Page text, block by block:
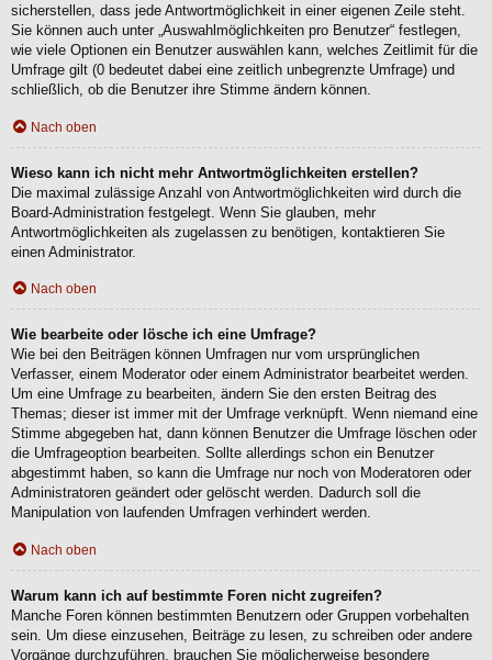
sicherstellen, dass jede Antwortmöglichkeit in einer eigenen Zeile steht.
Sie können auch unter „Auswahlmöglichkeiten pro Benutzer“ festlegen,
wie viele Optionen ein Benutzer auswählen kann, welches Zeitlimit für die
Umfrage gilt (0 bedeutet dabei eine zeitlich unbegrenzte Umfrage) und
schließlich, ob die Benutzer ihre Stimme ändern können.
Nach oben
Wieso kann ich nicht mehr Antwortmöglichkeiten erstellen?
Die maximal zulässige Anzahl von Antwortmöglichkeiten wird durch die
Board-Administration festgelegt. Wenn Sie glauben, mehr
Antwortmöglichkeiten als zugelassen zu benötigen, kontaktieren Sie
einen Administrator.
Nach oben
Wie bearbeite oder lösche ich eine Umfrage?
Wie bei den Beiträgen können Umfragen nur vom ursprünglichen
Verfasser, einem Moderator oder einem Administrator bearbeitet werden.
Um eine Umfrage zu bearbeiten, ändern Sie den ersten Beitrag des
Themas; dieser ist immer mit der Umfrage verknüpft. Wenn niemand eine
Stimme abgegeben hat, dann können Benutzer die Umfrage löschen oder
die Umfrageoption bearbeiten. Sollte allerdings schon ein Benutzer
abgestimmt haben, so kann die Umfrage nur noch von Moderatoren oder
Administratoren geändert oder gelöscht werden. Dadurch soll die
Manipulation von laufenden Umfragen verhindert werden.
Nach oben
Warum kann ich auf bestimmte Foren nicht zugreifen?
Manche Foren können bestimmten Benutzern oder Gruppen vorbehalten
sein. Um diese einzusehen, Beiträge zu lesen, zu schreiben oder andere
Vorgänge durchzuführen, brauchen Sie möglicherweise besondere